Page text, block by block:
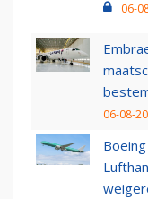
06-
06-08-